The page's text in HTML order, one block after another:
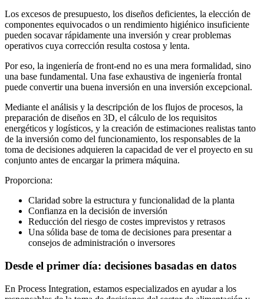
Los excesos de presupuesto, los diseños deficientes, la elección de
componentes equivocados o un rendimiento higiénico insuficiente
pueden socavar rápidamente una inversión y crear problemas
operativos cuya corrección resulta costosa y lenta.
Por eso, la ingeniería de front-end no es una mera formalidad, sino
una base fundamental. Una fase exhaustiva de ingeniería frontal
puede convertir una buena inversión en una inversión excepcional.
Mediante el análisis y la descripción de los flujos de procesos, la
preparación de diseños en 3D, el cálculo de los requisitos
energéticos y logísticos, y la creación de estimaciones realistas tanto
de la inversión como del funcionamiento, los responsables de la
toma de decisiones adquieren la capacidad de ver el proyecto en su
conjunto antes de encargar la primera máquina.
Proporciona:
Claridad sobre la estructura y funcionalidad de la planta
Confianza en la decisión de inversión
Reducción del riesgo de costes imprevistos y retrasos
Una sólida base de toma de decisiones para presentar a
consejos de administración o inversores
Desde el primer día: decisiones basadas en datos
En Process Integration, estamos especializados en ayudar a los